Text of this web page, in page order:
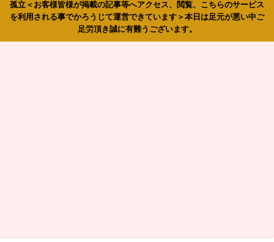
孤立＜お客様皆様が掲載の記事等へアクセス、閲覧、こちらのサービス
を利用される事でかろうじて運営できています＞本日は足元が悪い中ご
足労頂き誠に有難うございます。